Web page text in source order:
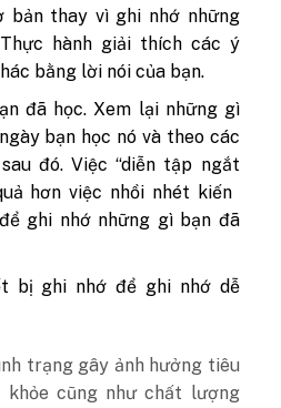
bản thay vì ghi nhớ những
hành giải thích các ý
bằng lời nói của bạn.
đã học. Xem lại những gì
bạn học nó và theo các
đó. Việc “diễn tập ngắt
hơn việc nhồi nhét kiến
ghi nhớ những gì bạn đã
bị ghi nhớ để ghi nhớ dễ
trạng gây ảnh hưởng tiêu
cũng như chất lượng